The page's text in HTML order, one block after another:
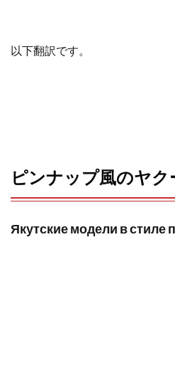
以下翻訳です。
ピンナップ風のヤ
Якутские модели в стиле